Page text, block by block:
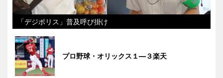
「デジポリス」普及呼び掛け
プロ野球・オリックス１―３楽天